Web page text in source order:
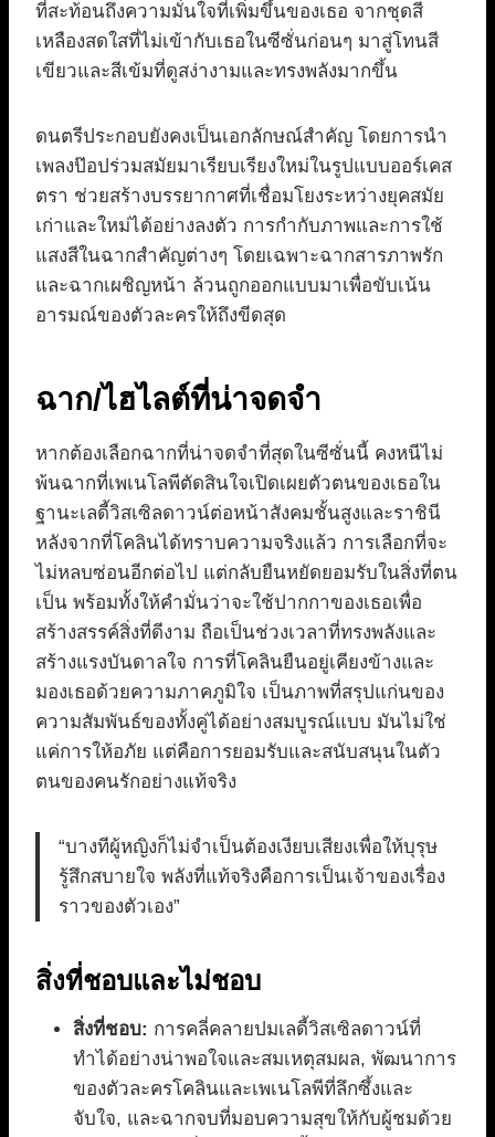
ที่สะท้อนถึงความมั่นใจที่เพิ่มขึ้นของเธอ จากชุดสี
เหลืองสดใสที่ไม่เข้ากับเธอในซีซั่นก่อนๆ มาสู่โทนสี
เขียวและสีเข้มที่ดูสง่างามและทรงพลังมากขึ้น
ดนตรีประกอบยังคงเป็นเอกลักษณ์สำคัญ โดยการนำ
เพลงป๊อปร่วมสมัยมาเรียบเรียงใหม่ในรูปแบบออร์เคส
ตรา ช่วยสร้างบรรยากาศที่เชื่อมโยงระหว่างยุคสมัย
เก่าและใหม่ได้อย่างลงตัว การกำกับภาพและการใช้
แสงสีในฉากสำคัญต่างๆ โดยเฉพาะฉากสารภาพรัก
และฉากเผชิญหน้า ล้วนถูกออกแบบมาเพื่อขับเน้น
อารมณ์ของตัวละครให้ถึงขีดสุด
ฉาก/ไฮไลต์ที่น่าจดจำ
หากต้องเลือกฉากที่น่าจดจำที่สุดในซีซั่นนี้ คงหนีไม่
พ้นฉากที่เพเนโลพีตัดสินใจเปิดเผยตัวตนของเธอใน
ฐานะเลดี้วิสเซิลดาวน์ต่อหน้าสังคมชั้นสูงและราชินี
หลังจากที่โคลินได้ทราบความจริงแล้ว การเลือกที่จะ
ไม่หลบซ่อนอีกต่อไป แต่กลับยืนหยัดยอมรับในสิ่งที่ตน
เป็น พร้อมทั้งให้คำมั่นว่าจะใช้ปากกาของเธอเพื่อ
สร้างสรรค์สิ่งที่ดีงาม ถือเป็นช่วงเวลาที่ทรงพลังและ
สร้างแรงบันดาลใจ การที่โคลินยืนอยู่เคียงข้างและ
มองเธอด้วยความภาคภูมิใจ เป็นภาพที่สรุปแก่นของ
ความสัมพันธ์ของทั้งคู่ได้อย่างสมบูรณ์แบบ มันไม่ใช่
แค่การให้อภัย แต่คือการยอมรับและสนับสนุนในตัว
ตนของคนรักอย่างแท้จริง
“บางทีผู้หญิงก็ไม่จำเป็นต้องเงียบเสียงเพื่อให้บุรุษ
รู้สึกสบายใจ พลังที่แท้จริงคือการเป็นเจ้าของเรื่อง
ราวของตัวเอง”
สิ่งที่ชอบและไม่ชอบ
สิ่งที่ชอบ: การคลี่คลายปมเลดี้วิสเซิลดาวน์ที่
ทำได้อย่างน่าพอใจและสมเหตุสมผล, พัฒนาการ
ของตัวละครโคลินและเพเนโลพีที่ลึกซึ้งและ
จับใจ, และฉากจบที่มอบความสุขให้กับผู้ชมด้วย